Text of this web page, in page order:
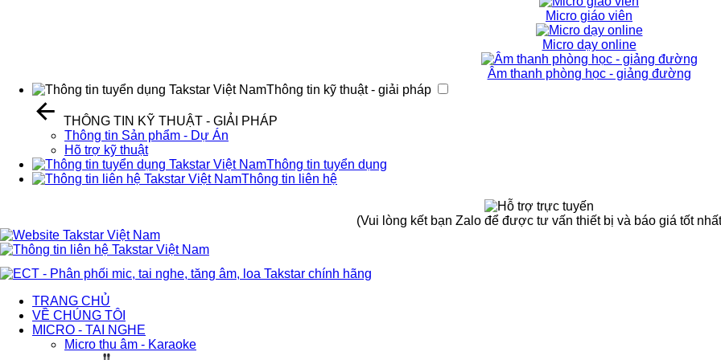
Micro giáo viên
Micro dạy online
Âm thanh phòng học - giảng đường
Thông tin kỹ thuật - giải pháp
THÔNG TIN KỸ THUẬT - GIẢI PHÁP
Thông tin Sản phẩm - Dự Án
Hõ trợ kỹ thuật
Thông tin tuyển dụng
Thông tin liên hệ
(Vui lòng kết bạn Zalo để được tư vấn thiết bị và báo giá tốt
TRANG CHỦ
VỀ CHÚNG TÔI
MICRO - TAI NGHE
Micro thu âm - Karaoke